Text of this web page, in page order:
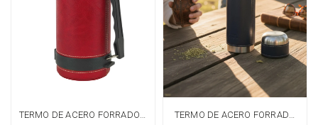
TERMO DE ACERO FORRADO 1
TERMO DE ACERO FORRADO